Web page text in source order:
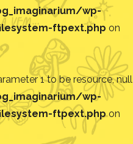
wp-
ftpext.php on
1 to be resource, null
wp-
ftpext.phpon